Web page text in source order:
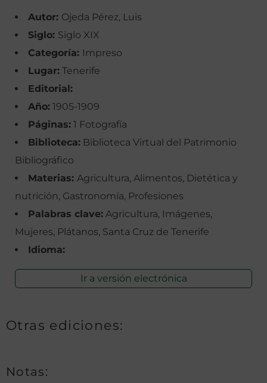
Autor: Ojeda Pérez, Luis
Siglo: Siglo XIX
Categoría: Impreso
Lugar: Tenerife
Editorial:
Año: 1905-1909
Páginas: 1 Fotografía
Biblioteca: Biblioteca Virtual del Patrimonio
Bibliográfico
Materias: Agricultura, Alimentos, Dietética y
nutrición, Gastronomía, Profesiones
Palabras clave: Agricultura, Imágenes,
Mujeres, Plátanos, Santa Cruz de Tenerife
Idioma:
Ir a versión electrónica
Otras ediciones:
Notas: